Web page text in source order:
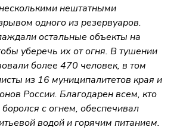
нештатными
одного из резервуаров.
остальные объекты на
уберечь их от огня. В тушении
более 470 человек, в том
из 16 муниципалитетов края и
России. Благодарен всем, кто
боролся с огнем, обеспечивал
водой и горячим питанием.